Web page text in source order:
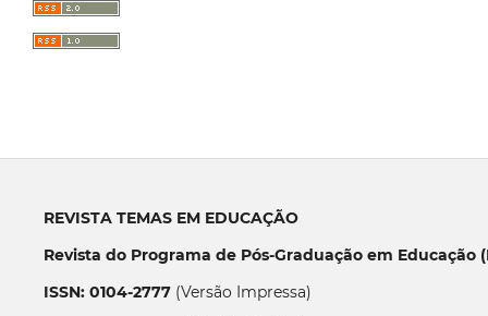
REVISTA TEMAS EM EDUCAÇÃO
Revista do Programa de Pós-Graduação em Educação
ISSN: 0104-2777(Versão Impressa)